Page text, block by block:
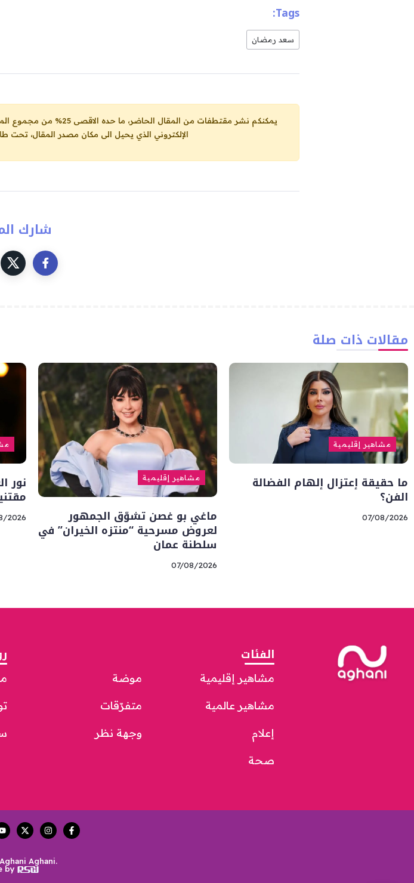
Tags:
سعد رمضان
يمكنكم نشر مقتطفات من المقال الحاضر، ما حده الاقصى 25% من مجموع المقال، شرط: ذكر اسم المؤلف والناشر ووضع رابط
الإلكتروني الذي يحيل الى مكان مصدر المقال، تحت
شارك
مقالات ذات صلة
مشاهير إقليمية
ما حقيقة إعتزال إلهام الفضالة
الفن؟
07/08/2026
مشاهير إقليمية
ماغي بو غصن تشوّق الجمهور
لعروض مسرحية “منتزه الخيران” في
سلطنة عمان
07/08/2026
نور
2026
الفئات
مشاهير إقليمية
مشاهير عالمية
إعلام
صحة
موضة
متفرّقات
وجهة نظر
Aghani.
by